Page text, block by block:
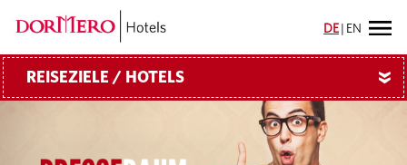
DE EN
REISEZIELE / HOTELS »